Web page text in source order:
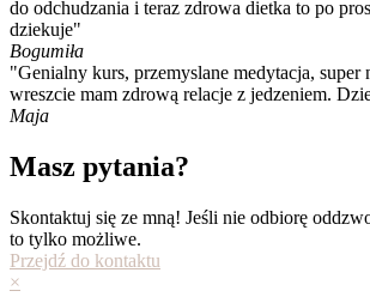
do odchudzania i teraz zdrowa dietka to po
dziekuje"
Bogumiła
"Genialny kurs, przemyslane medytacja, super
wreszcie mam zdrową relacje z jedzeniem.
Maja
Masz pytania?
Skontaktuj się ze mną! Jeśli nie odbiorę
to tylko możliwe.
Przejdź do kontaktu
×